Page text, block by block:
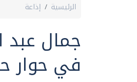
الرئيسية إذاعة
جمال عبد
في حوار